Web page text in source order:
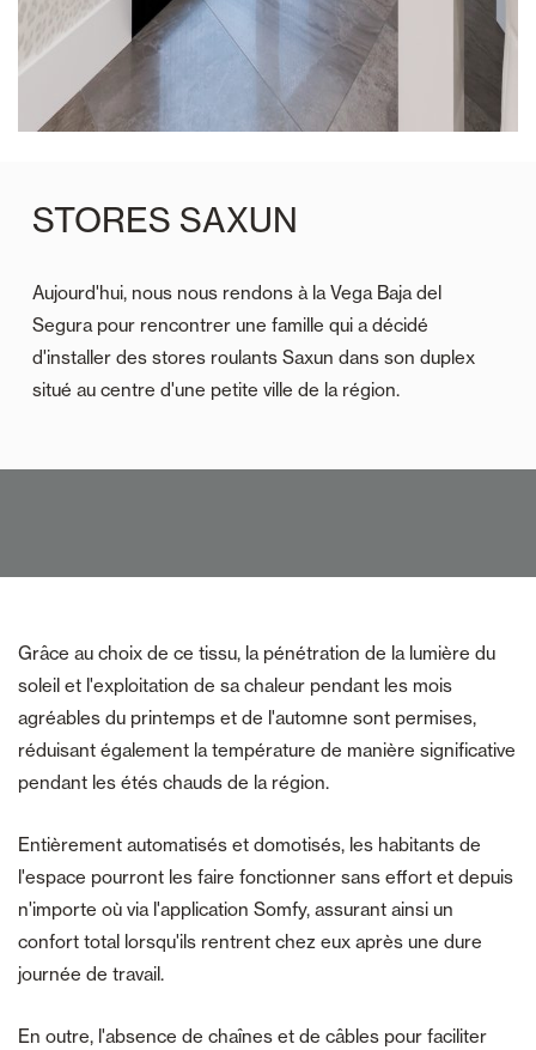
STORES SAXUN
Aujourd'hui, nous nous rendons à la Vega Baja del
Segura pour rencontrer une famille qui a décidé
d'installer des stores roulants Saxun dans son duplex
situé au centre d'une petite ville de la région.
Grâce au choix de ce tissu, la pénétration de la lumière du
soleil et l'exploitation de sa chaleur pendant les mois
agréables du printemps et de l'automne sont permises,
réduisant également la température de manière significative
pendant les étés chauds de la région.
Entièrement automatisés et domotisés, les habitants de
l'espace pourront les faire fonctionner sans effort et depuis
n'importe où via l'application Somfy, assurant ainsi un
confort total lorsqu'ils rentrent chez eux après une dure
journée de travail.
En outre, l'absence de chaînes et de câbles pour faciliter